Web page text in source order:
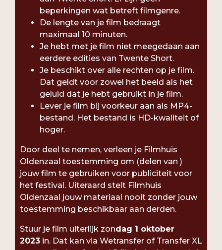
beperkingen wat betreft filmgenre.
De lengte van je film bedraagt
maximaal 10 minuten.
Je hebt met je film niet meegedaan aan
eerdere edities van Twente Short.
Je beschikt over alle rechten op je film.
Dat geldt voor zowel het beeld als het
geluid dat je hebt gebruikt in je film.
Lever je film bij voorkeur aan als MP4-
bestand. Het bestand is HD-kwaliteit of
hoger.
Door deel te nemen, verleen je Filmhuis
Oldenzaal toestemming om (delen van )
jouw film te gebruiken voor publiciteit voor
het festival. Uiteraard stelt Filmhuis
Oldenzaal jouw materiaal nooit zonder jouw
toestemming beschikbaar aan derden.
Stuur je film uiterlijk zondag 1 oktober
2023 in. Dat kan via Wetransfer of Transfer XL